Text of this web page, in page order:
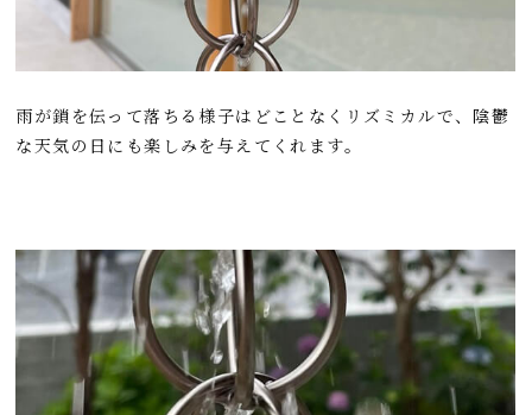
雨が鎖を伝って落ちる様子はどことなくリズミカルで、陰鬱
な天気の日にも楽しみを与えてくれます。